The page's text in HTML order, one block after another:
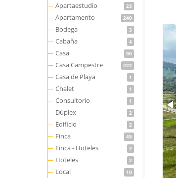
Apartaestudio 23
Apartamento 240
Bodega 3
Cabaña 4
Casa 90
Casa Campestre 222
Casa de Playa 1
Chalet 1
Consultorio 1
Dúplex 2
Edificio 2
Finca 45
Finca - Hoteles 2
Hoteles 2
Local 10